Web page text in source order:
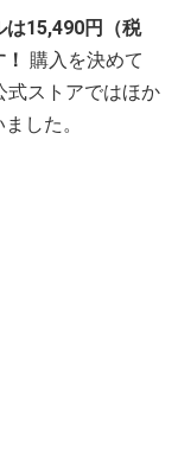
は15,490円（税
購入を決めて
式ストアではほか
した。